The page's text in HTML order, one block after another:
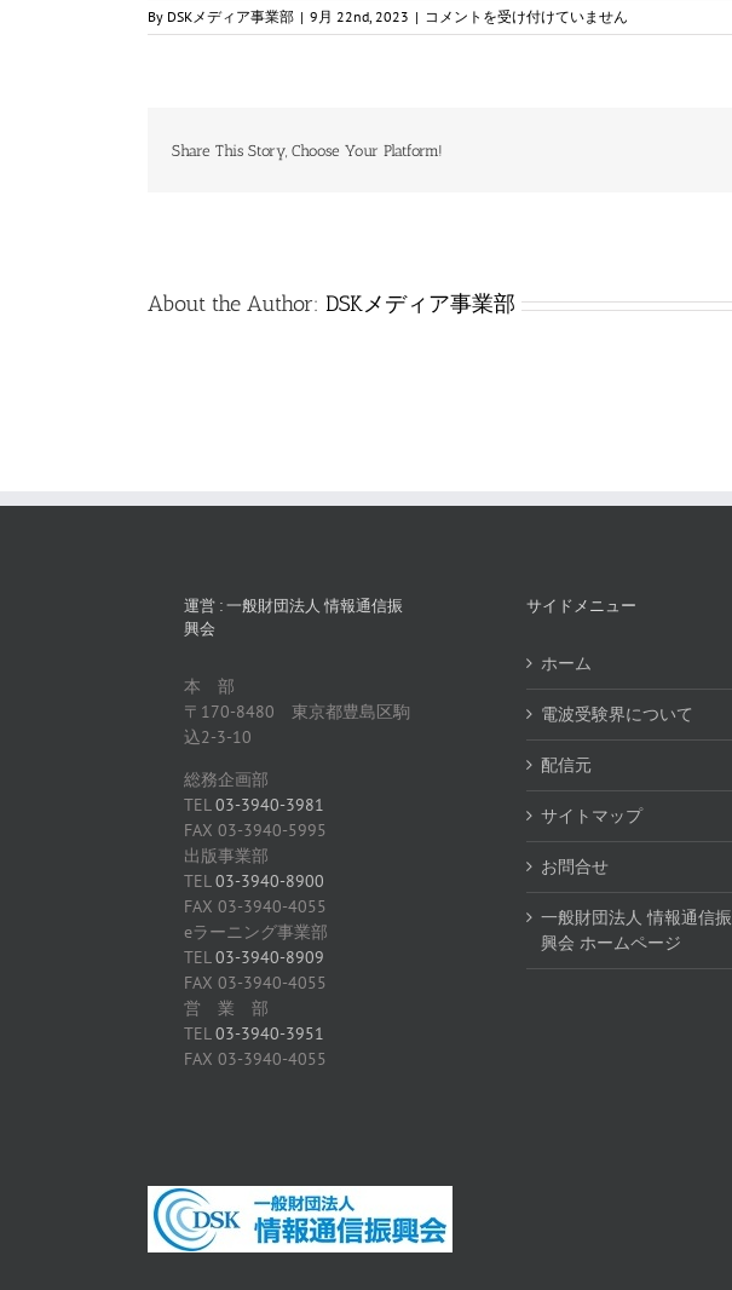
By DSKメディア事業部 | 9月 22nd, 2023 | 二
海
A_
コメントを受け付けていません
Share This Story, Choose Your Platform!
About the Author: DSKメディア事業部
運営 : 一般財団法人 情報通信振
興会
本 部
〒170-8480 東京都豊島区駒
込2-3-10
総務企画部
TEL03-3940-3981
FAX 03-3940-5995
出版事業部
TEL03-3940-8900
FAX 03-3940-4055
eラーニング事業部
TEL03-3940-8909
FAX 03-3940-4055
営 業 部
TEL03-3940-3951
FAX 03-3940-4055
サイドメニュー
ホーム
電波受験界について
配信元
サイトマップ
お問合せ
一般財団法人 情報通信振
興会 ホームページ